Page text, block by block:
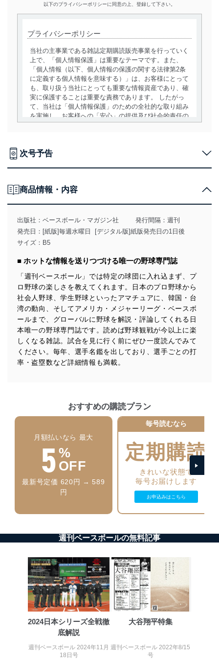
以下のプライバシーポリシーに同意の上、登録して下さい。
プライバシーポリシー
当社の主事業である雑誌定期購読販売事業を行っていく
上で、「個人情報保護」は重要なテーマです。また、
「個人情報（以下、個人情報の保護の関する法律第2条
に定義する個人情報を意味する）」は、お客様にとって
も、取り扱う当社にとっても重要な情報資産であり、確
実に保護することは重要な責務であります。 したがっ
て、当社は「個人情報保護」のための全社的な取り組み
を実施し、お客様への「安心」の提供及び社会的責任の
用目的を明確にし、本人の同意を得たうえで利用目的の
得・利用・提供を行います。また、当社が保有している
みを確実にするため、従業者等の教育を徹底してまいり
措置を講じます。
その他の規範を遵守します。また、当社の管理の仕組み
に、これらの法令及びその他の規範を常に適合させま
す。
個人情報の安全管理措置
当社は、個人情報の正確性及び安全性を確保するため
に、下記セキュリティ対策をはじめとする安全対策を実
施し、個人情報の漏えい、滅失またはき損の防止及び是
正に努めます。
の不要なアクセスを防止しています。
機器に標準装備されているユーザー制御機能（ユ
ーザーアカウント制御）により、個人情報データ
ベース等を取り扱う情報システムを使用する従業
者を識別・認証しています。
外部からの不正アクセス等の防止
個人データを取り扱う機器等のオペレーティング
システムを最新の状態に保持しています。
ソフトウェア等を導入し、自動更新 機能等の活用
情報システムの使用に伴う漏洩等の防止
送信する場合に、当該ファイルへのパスワードを
設定しています。
個人情報保護マネジメントシステムの継続的改善
当社は、内部監査及びマネジメントレビューの機会を通
善し、常に最良の状態を維持します。
苦情及び相談受付け窓口
次号予告
商品情報・内容
出版社： ベースボール・マガジン社
発行間隔：週刊
発売日：[紙版]毎週水曜日 [デジタル版]紙版発売日の1日後
サイズ：B5
■ ホットな情報を送りつづける唯一の野球専門誌
「週刊ベースボール」では特定の球団に入れ込まず、プ
ロ野球の楽しさを教えてくれます。日本のプロ野球から
社会人野球、学生野球といったアマチュアに、韓国・台
湾の動向、そしてアメリカ・メジャーリーグ・ベースボ
ールまで、グローバルに野球を解説・評論してくれる日
本唯一の野球専門誌です。読めば野球観戦が今以上に楽
しくなる雑誌。試合を見に行く前にぜひ一度読んでみて
ください。毎年、選手名鑑を出しており、選手ごとの打
率・盗塁数など詳細情報も満載。
おすすめの購読プラン
月額払いなら 最大
5 %
OFF
最新号定価 620円 → 589
円
毎号読むなら
定期購読
きれいな状態で
毎号お届けします
お申込みはこちら
週刊ベースボールの無料記事
2024日本シリーズ全戦徹
底解説
週刊ベースボール 2024年11月
18日号
大谷翔平特集
週刊ベースボール 2022年8/15
号